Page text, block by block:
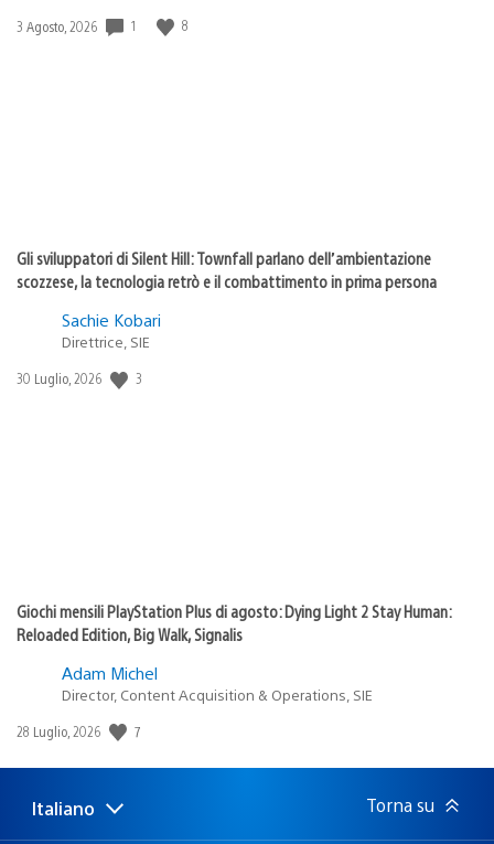
Data
3 Agosto, 2026 1 8
Gli sviluppatori di Silent Hill: Townfall parlano dell’ambientazione
scozzese, la tecnologia retrò e il combattimento in prima persona
Sachie Kobari
Direttrice, SIE
Data
30 Luglio, 2026 3
Giochi mensili PlayStation Plus di agosto: Dying Light 2 Stay Human:
Reloaded Edition, Big Walk, Signalis
Adam Michel
Director, Content Acquisition & Operations, SIE
Data
pubblicazione:
28 Luglio, 2026 7
Seleziona
una
Regione
attuale:
Italiano Torna su